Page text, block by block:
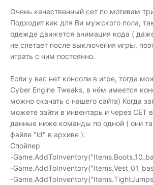
Очень качественный сет по мотивам
Подходит как для Ви мужского пола,
одежде движется анимация кода (
не слетает после выключения игры,
играть с ним постоянно.
Если у вас нет консоли в игре, тогда
Cyber Engine Tweaks, в нём имеется
можно скачать с нашего сайта) Когда
можете зайти в инвентарь и через CET
данные ниже команды по одной ( они
файле "id" в архиве ):
Спойлер
-
-
-